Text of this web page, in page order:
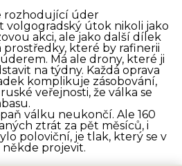
rozhodující úder
volgogradský útok nikoli jako
akci, ale jako další dílek
prostředky, které by rafinerii
Má ale drony, které ji
na týdny. Každá oprava
komplikuje zásobování,
veřejnosti, že válka se
válku neukončí. Ale 160
ztrát za pět měsíců, i
poloviční, je tlak, který se v
projevit.